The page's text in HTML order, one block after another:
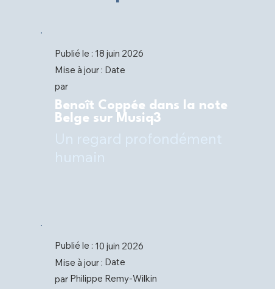
Publié le : 18 juin 2026
Mise à jour : Date
par
Benoît Coppée dans la note
Belge sur Musiq3
Publié le : 10 juin 2026
Mise à jour : Date
par Philippe Remy-Wilkin